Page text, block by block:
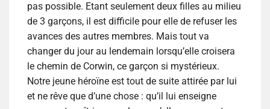
pas possible. Etant seulement deux filles au milieu
de 3 garçons, il est difficile pour elle de refuser les
avances des autres membres. Mais tout va
changer du jour au lendemain lorsqu’elle croisera
le chemin de Corwin, ce garçon si mystérieux.
Notre jeune héroïne est tout de suite attirée par lui
et ne rêve que d’une chose : qu’il lui enseigne